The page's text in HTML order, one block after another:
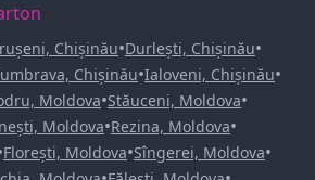
Chișinău•Durlești, Chișinău•
Chișinău•Ialoveni, Chișinău•
Moldova•Stăuceni, Moldova•
Moldova•Rezina, Moldova•
Florești, Moldova•Sîngerei, Moldova•